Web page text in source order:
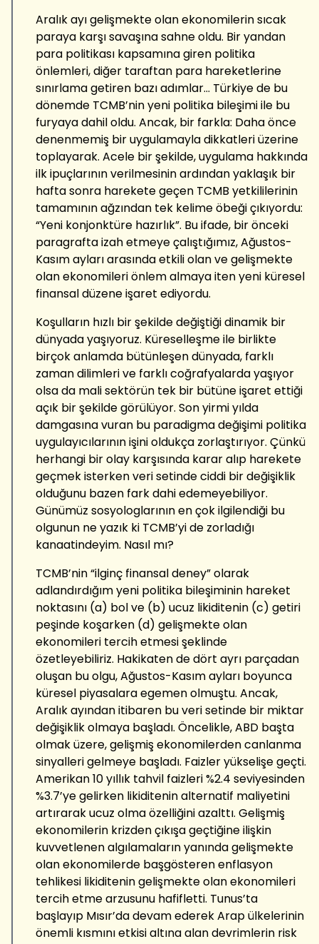
Aralık ayı gelişmekte olan ekonomilerin sıcak
paraya karşı savaşına sahne oldu. Bir yandan
para politikası kapsamına giren politika
önlemleri, diğer taraftan para hareketlerine
sınırlama getiren bazı adımlar... Türkiye de bu
dönemde TCMB’nin yeni politika bileşimi ile bu
furyaya dahil oldu. Ancak, bir farkla: Daha önce
denenmemiş bir uygulamayla dikkatleri üzerine
toplayarak. Acele bir şekilde, uygulama hakkında
ilk ipuçlarının verilmesinin ardından yaklaşık bir
hafta sonra harekete geçen TCMB yetkililerinin
tamamının ağzından tek kelime öbeği çıkıyordu:
“Yeni konjonktüre hazırlık”. Bu ifade, bir önceki
paragrafta izah etmeye çalıştığımız, Ağustos-
Kasım ayları arasında etkili olan ve gelişmekte
olan ekonomileri önlem almaya iten yeni küresel
finansal düzene işaret ediyordu.
Koşulların hızlı bir şekilde değiştiği dinamik bir
dünyada yaşıyoruz. Küreselleşme ile birlikte
birçok anlamda bütünleşen dünyada, farklı
zaman dilimleri ve farklı coğrafyalarda yaşıyor
olsa da mali sektörün tek bir bütüne işaret ettiği
açık bir şekilde görülüyor. Son yirmi yılda
damgasına vuran bu paradigma değişimi politika
uygulayıcılarının işini oldukça zorlaştırıyor. Çünkü
herhangi bir olay karşısında karar alıp harekete
geçmek isterken veri setinde ciddi bir değişiklik
olduğunu bazen fark dahi edemeyebiliyor.
Günümüz sosyologlarının en çok ilgilendiği bu
olgunun ne yazık ki TCMB’yi de zorladığı
kanaatindeyim. Nasıl mı?
TCMB’nin “ilginç finansal deney” olarak
adlandırdığım yeni politika bileşiminin hareket
noktasını (a) bol ve (b) ucuz likiditenin (c) getiri
peşinde koşarken (d) gelişmekte olan
ekonomileri tercih etmesi şeklinde
özetleyebiliriz. Hakikaten de dört ayrı parçadan
oluşan bu olgu, Ağustos-Kasım ayları boyunca
küresel piyasalara egemen olmuştu. Ancak,
Aralık ayından itibaren bu veri setinde bir miktar
değişiklik olmaya başladı. Öncelikle, ABD başta
olmak üzere, gelişmiş ekonomilerden canlanma
sinyalleri gelmeye başladı. Faizler yükselişe geçti.
Amerikan 10 yıllık tahvil faizleri %2.4 seviyesinden
%3.7’ye gelirken likiditenin alternatif maliyetini
artırarak ucuz olma özelliğini azalttı. Gelişmiş
ekonomilerin krizden çıkışa geçtiğine ilişkin
kuvvetlenen algılamaların yanında gelişmekte
olan ekonomilerde başgösteren enflasyon
tehlikesi likiditenin gelişmekte olan ekonomileri
tercih etme arzusunu hafifletti. Tunus’ta
başlayıp Mısır’da devam ederek Arap ülkelerinin
önemli kısmını etkisi altına alan devrimlerin risk